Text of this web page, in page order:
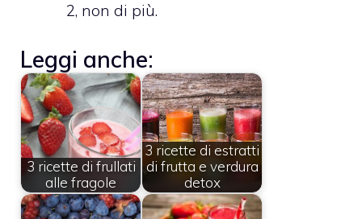
2, non di più.
Leggi anche:
3 ricette di frullati
alle fragole
3 ricette di estratti
di frutta e verdura
detox